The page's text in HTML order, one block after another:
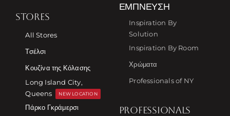
STORES
All Stores
Τσέλσι
Κουζίνα της Κόλασης
Long Island City,
Queens
NEW LOCATION
Πάρκο Γκράμερσι
ΈΜΠΝΕΥΣΗ
Inspiration By
Solution
Inspiration By Room
Χρώματα
Professionals of NY
PROFESSIONALS